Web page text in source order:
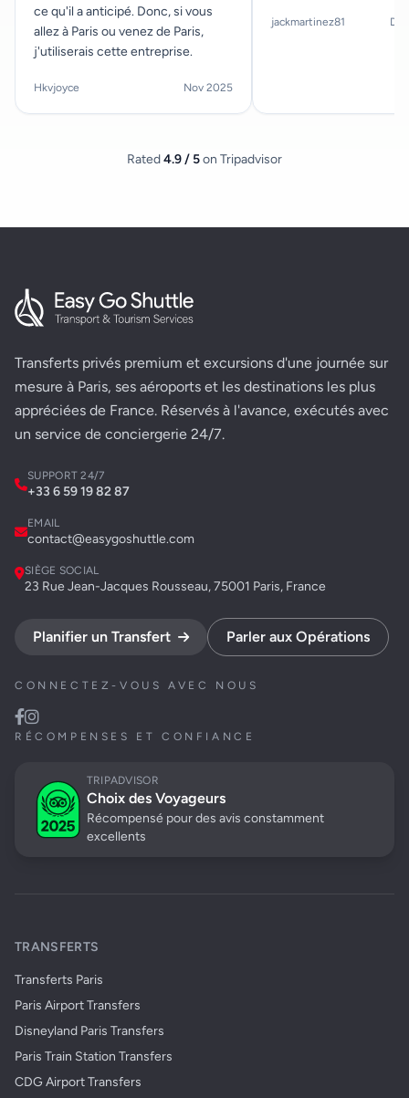
ce qu'il a anticipé. Donc, si vous
allez à Paris ou venez de Paris,
j'utiliserais cette entreprise.
Hkvjoyce Nov 2025
jackmartinez81
Rated4.9 / 5on Tripadvisor
Transferts privés premium et excursions d'une journée sur
mesure à Paris, ses aéroports et les destinations les plus
appréciées de France. Réservés à l'avance, exécutés avec
un service de conciergerie 24/7.
SUPPORT 24/7
+33 6 59 19 82 87
EMAIL
contact@easygoshuttle.com
SIÈGE SOCIAL
23 Rue Jean-Jacques Rousseau, 75001 Paris, France
Planifier un Transfert Parler aux Opérations
CONNECTEZ-VOUS AVEC NOUS
RÉCOMPENSES ET CONFIANCE
TRIPADVISOR
Choix des Voyageurs
Récompensé pour des avis constamment
excellents
TRANSFERTS
Transferts Paris
Paris Airport Transfers
Disneyland Paris Transfers
Paris Train Station Transfers
CDG Airport Transfers